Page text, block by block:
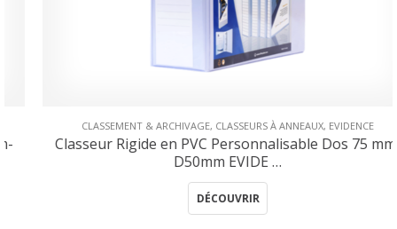
CLASSEMENT & ARCHIVAGE,CLASSEURS À ANNEAUX,EVIDENCE
Classeur Rigide en PVC Personnalisable Dos 75 mm-
D50mm EVIDE …
DÉCOUVRIR